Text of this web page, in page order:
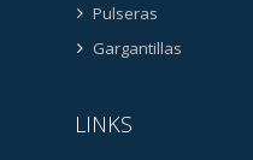
Pulseras
Gargantillas
LINKS